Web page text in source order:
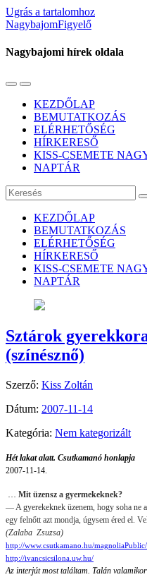
Ugrás a tartalomhoz
NagybajomFigyelő
Nagybajomi hírek oldala
Váltás
mobil
menüre
Használja
keresés
mezőt
KEZDŐLAP
BEMUTATKOZÁS
ELÉRHETŐSÉG
HÍRKERESŐ
KISS-CSEMETE
NAPTÁR
KEZDŐLAP
BEMUTATKOZÁS
ELÉRHETŐSÉG
HÍRKERESŐ
KISS-CSEMETE
NAPTÁR
Sztárok
(színésznő)
Szerző: Kiss Zoltán
Dátum: 2007-11-14
Kategória: Nem kategorizált
Hét lakat alatt. Csutkamanó honlapja
2007-11-14.
… Mit üzensz a gyermekeknek?
— A gyerekeknek üzenem, hogy soha ne
egy felnőtt azt mondja, úgysem éred el.
(Zalaba Zsuzsa)
http://www.csutkamano.hu/
http://ivancsicsilona.uw.hu/
Az interjút most találtam. Talán